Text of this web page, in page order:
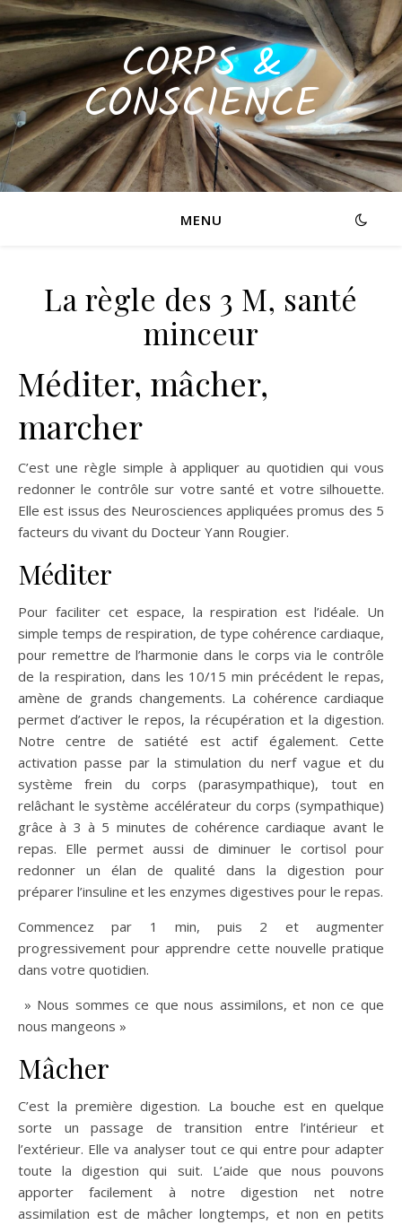
CORPS &
CONSCIENCE
MENU
La règle des 3 M, santé
minceur
Méditer, mâcher,
marcher
C’est une règle simple à appliquer au quotidien qui vous
redonner le contrôle sur votre santé et votre silhouette.
Elle est issus des Neurosciences appliquées promus des 5
facteurs du vivant du Docteur Yann Rougier.
Méditer
Pour faciliter cet espace, la respiration est l’idéale. Un
simple temps de respiration, de type cohérence cardiaque,
pour remettre de l’harmonie dans le corps via le contrôle
de la respiration, dans les 10/15 min précédent le repas,
amène de grands changements. La cohérence cardiaque
permet d’activer le repos, la récupération et la digestion.
Notre centre de satiété est actif également. Cette
activation passe par la stimulation du nerf vague et du
système frein du corps (parasympathique), tout en
relâchant le système accélérateur du corps (sympathique)
grâce à 3 à 5 minutes de cohérence cardiaque avant le
repas. Elle permet aussi de diminuer le cortisol pour
redonner un élan de qualité dans la digestion pour
préparer l’insuline et les enzymes digestives pour le repas.
Commencez par 1 min, puis 2 et augmenter
progressivement pour apprendre cette nouvelle pratique
dans votre quotidien.
» Nous sommes ce que nous assimilons, et non ce que
nous mangeons »
Mâcher
C’est la première digestion. La bouche est en quelque
sorte un passage de transition entre l’intérieur et
l’extérieur. Elle va analyser tout ce qui entre pour adapter
toute la digestion qui suit. L’aide que nous pouvons
apporter facilement à notre digestion net notre
assimilation est de mâcher longtemps, et non en petits